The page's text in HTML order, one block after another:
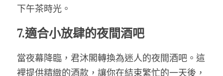
下午茶時光。
7.適合小放肆的夜間酒吧
當夜幕降臨，君沐閣轉換為迷人的夜間酒吧。這
裡提供精緻的酒款，讓你在結束繁忙的一天後，